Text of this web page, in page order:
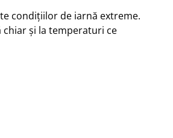
condițiilor de iarnă extreme.
și la temperaturi ce